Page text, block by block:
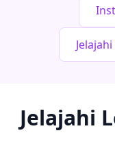
Jelajahi